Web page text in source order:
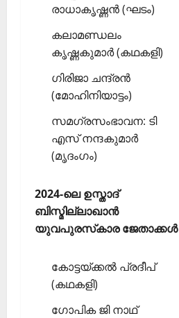
രാധാകൃഷ്ണന്‍ (ഘടം)
കലാമണ്ഡലം
കൃഷ്ണകുമാര്‍ (കഥകളി)
ഗിരിജാ ചന്ദ്രന്‍
(മോഹിനിയാട്ടം)
സമഗ്രസംഭാവന: ടി
എസ് നന്ദകുമാര്‍
(മൃദംഗം)
2024-ലെ ഉസ്താദ്
ബിസ്മില്ലാഖാന്‍
യുവപുരസ്‌കാര ജേതാക്കള്‍
കോട്ടയ്ക്കല്‍ പ്രദീപ്
(കഥകളി)
ഗോപിക ജി നാഥ്